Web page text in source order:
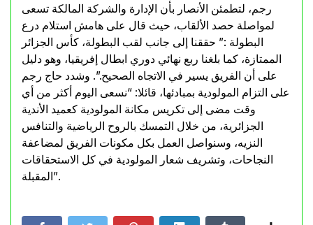
رجم، لتطمئن الأنصار بأن الإدارة والشركة المالكة تسعى
لمواصلة حصد الألقاب، حيث قال على هامش استلام درع
البطولة :” حققنا إلى جانب لقب البطولة، كأس الجزائر
الممتازة، كما بلغنا ربع نهائي دوري ابطال إفريقيا، وهو دليل
على أن الفريق يسير في الاتجاه الصحيح.”. وشدد حاج رجم
على التزام المولودية بمبادئها، قائلا: “نسعى اليوم أكثر من أي
وقت مضى إلى تكريس مكانة المولودية كعميد الأندية
الجزائرية، من خلال التمسك بالروح الرياضية والتنافس
النزيه، وسنواصل العمل بكل مكونات الفريق لمضاعفة
النجاحات، وتشريف شعار المولودية في كل الاستحقاقات
المقبلة”.